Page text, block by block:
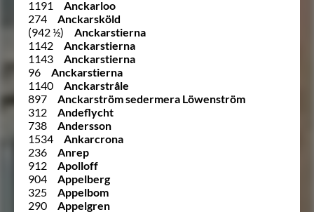
1191
Anckarloo
274
Anckarsköld
(942 ½)
Anckarstierna
1142
Anckarstierna
1143
Anckarstierna
96
Anckarstierna
1140
Anckarstråle
897
Anckarström sedermera Löwenström
312
Andeflycht
738
Andersson
1534
Ankarcrona
236
Anrep
912
Apolloff
904
Appelberg
325
Appelbom
290
Appelgren